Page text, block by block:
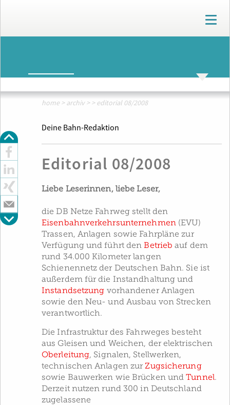
T
o
g
n
v
ARCHIV
home >archiv >>editorial 08/2008
Deine Bahn-Redaktion
Editorial 08/2008
Liebe Leserinnen, liebe Leser,
die DB Netze Fahrweg stellt den
Eisenbahnverkehrsunternehmen(EVU)
Trassen, Anlagen sowie Fahrpläne zur
Verfügung und führt denBetrieb auf dem
rund 34.000 Kilometer langen
Schienennetz der Deutschen Bahn. Sie ist
außerdem für die Instandhaltung und
Instandsetzung vorhandener Anlagen
sowie den Neu- und Ausbau von Strecken
verantwortlich.
Die Infrastruktur des Fahrweges besteht
aus Gleisen und Weichen, der elektrischen
Oberleitung, Signalen, Stellwerken,
technischen Anlagen zur Zugsicherung
sowie Bauwerken wie Brücken undTunnel.
Derzeit nutzen rund 300 in Deutschland
zugelassene